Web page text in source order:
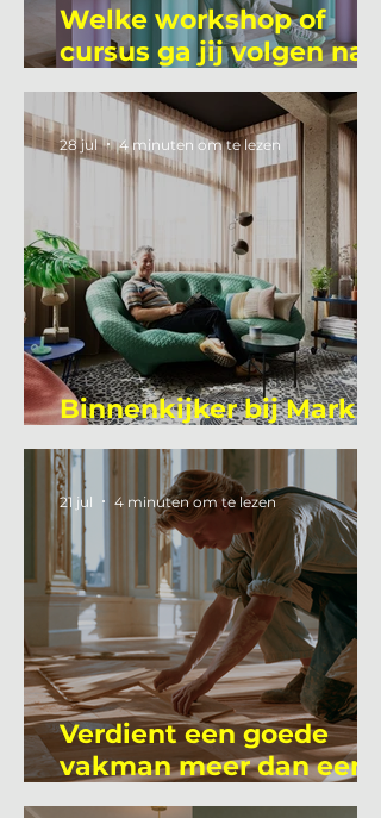
Welke workshop of
cursus ga jij volgen na
je vakantie?
Binnenkijker bij Mark
Mutsaers
28 jul 4 minuten om te lezen
Verdient een goede
vakman meer dan een
gemiddelde
21 jul 4 minuten om te lezen